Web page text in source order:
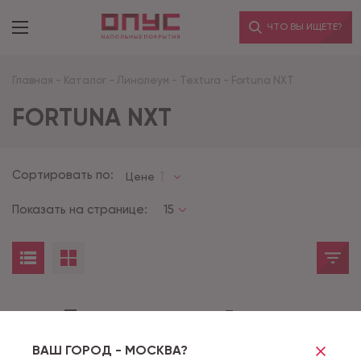
ВАШ ГОРОД - МОСКВА?
ЧТО ВЫ ИЩЕТЕ?
Главная - Каталог - Линолеум - Textura - Fortuna NXT
FORTUNA NXT
Сортировать по: Цене
Показать на странице: 15
Товары не найдены